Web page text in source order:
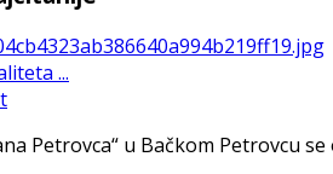
...
Petrovca“ u Bačkom Petrovcu